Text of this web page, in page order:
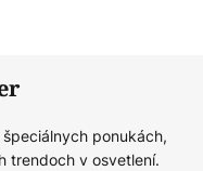
ponukách,
trendoch v osvetlení.